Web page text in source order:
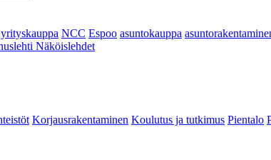
yrityskauppa NCC Espoo asuntokauppa
Näköislehdet
Korjausrakentaminen Koulutus ja tutkimus Pientalo